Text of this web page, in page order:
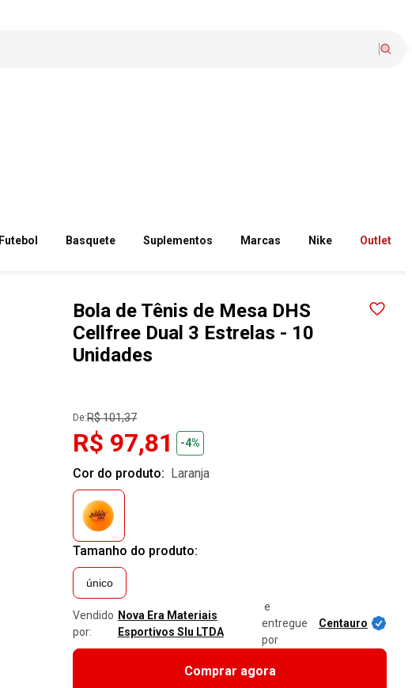
Futebol Basquete Suplementos Marcas Nike Outlet
Bola de Tênis de Mesa DHS
Cellfree Dual 3 Estrelas - 10
Unidades
De:R$ 101,37
R$ 97,81 -4%
Cor do produto: laranja
Tamanho do produto:
único
Vendido
por:
Nova Era Materiais
Esportivos Slu LTDA
e
entregue
por
Centauro
Comprar agora